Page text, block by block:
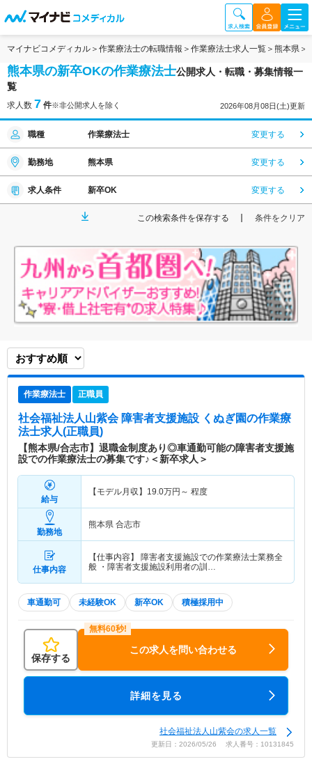
マイナビコメディカル 作業療法士の転職情報 作業療法士求人一覧 熊本県
熊本県の新卒OKの作業療法士公開求人・転職・募集情報一
覧
求人数 7 件※非公開求人を除く 2026年08月08日(土)更新
職種 作業療法士 変更する
勤務地 熊本県 変更する
求人条件 新卒OK 変更する
この検索条件を保存する 条件をクリア
作業療法士 正職員
社会福祉法人山紫会 障害者支援施設 くぬぎ園の作業療
法士求人(正職員)
【熊本県/合志市】退職金制度あり◎車通勤可能の障害者支援施
設での作業療法士の募集です♪＜新卒求人＞
給与
【モデル月収】 19.0万円～ 程度
勤務地
熊本県 合志市
仕事内容
【仕事内容】 障害者支援施設での作業療法士業務全
般 ・障害者支援施設利用者の訓…
車通勤可 未経験OK 新卒OK 積極採用中
保存する
この求人を問い合わせる
詳細を見る
社会福祉法人山紫会の求人一覧
更新日：2026/05/26 求人番号：10131845